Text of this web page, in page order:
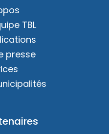
TBL
presse